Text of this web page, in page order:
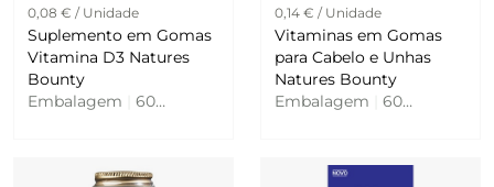
0,08 € / Unidade
Suplemento em Gomas
Vitamina D3 Natures
Bounty
Embalagem
60
0,14 € / Unidade
Vitaminas em Gomas
para Cabelo e Unhas
Natures Bounty
Embalagem
60